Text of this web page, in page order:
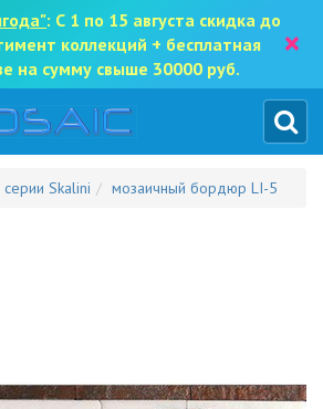
: С 1 по 15 августа скидка до
коллекций + бесплатная
на сумму свыше 30000 руб.
×
Skalini мозаичный бордюр LI-5